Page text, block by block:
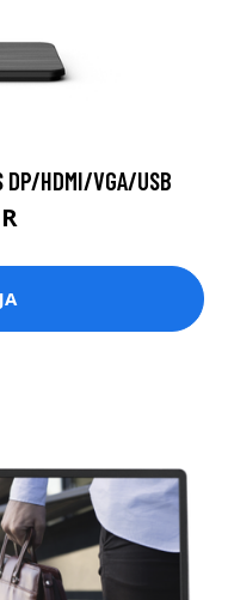
DP/HDMI/VGA/USB